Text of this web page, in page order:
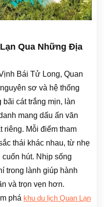
Qua Những Địa
Bái Tử Long, Quan
sơ và hệ thống
cát trắng mịn, làn
mang dấu ấn văn
riêng. Mỗi điểm tham
thái khác nhau, từ nhẹ
hút. Nhịp sống
trong lành giúp hành
và trọn vẹn hơn.
phá khu du lịch Quan Lạn